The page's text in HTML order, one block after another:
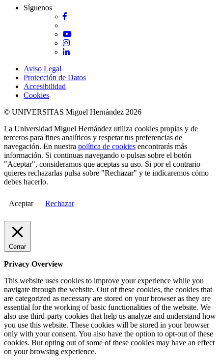
Síguenos
Facebook
YouTube
Instagram
LinkedIn
Aviso Legal
Protección de Datos
Accesibilidad
Cookies
© UNIVERSITAS Miguel Hernández 2026
La Universidad Miguel Hernández utiliza cookies propias y de
terceros para fines analíticos y respetar tus preferencias de
navegación. En nuestra política de cookies encontrarás más
información. Si continuas navegando o pulsas sobre el botón
"Aceptar", consideramos que aceptas su uso. Si por el contrario
quieres rechazarlas pulsa sobre "Rechazar" y te indicaremos cómo
debes hacerlo.
Aceptar Rechazar
Cerrar
Privacy Overview
This website uses cookies to improve your experience while you
navigate through the website. Out of these cookies, the cookies that
are categorized as necessary are stored on your browser as they are
essential for the working of basic functionalities of the website. We
also use third-party cookies that help us analyze and understand how
you use this website. These cookies will be stored in your browser
only with your consent. You also have the option to opt-out of these
cookies. But opting out of some of these cookies may have an effect
on your browsing experience.